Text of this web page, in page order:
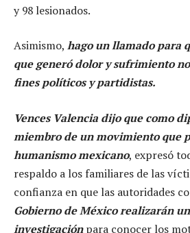
y 98 lesionados.
Asimismo, hago un llamado para
que generó dolor y sufrimiento
fines políticos y partidistas.
Vences Valencia dijo que como
miembro de un movimiento que
humanismo mexicano, expresó
respaldo a los familiares de las
confianza en que las autoridades
Gobierno de México realizarán
investigaciónpara conocer los